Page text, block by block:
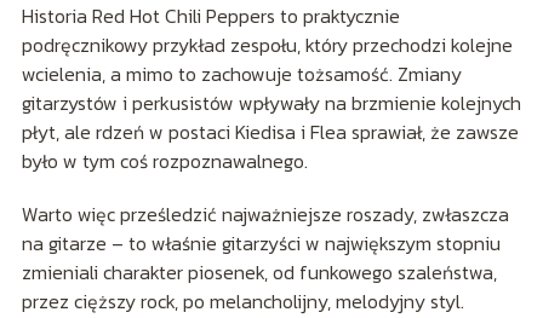
Historia Red Hot Chili Peppers to praktycznie
podręcznikowy przykład zespołu, który przechodzi kolejne
wcielenia, a mimo to zachowuje tożsamość. Zmiany
gitarzystów i perkusistów wpływały na brzmienie kolejnych
płyt, ale rdzeń w postaci Kiedisa i Flea sprawiał, że zawsze
było w tym coś rozpoznawalnego.
Warto więc prześledzić najważniejsze roszady, zwłaszcza
na gitarze – to właśnie gitarzyści w największym stopniu
zmieniali charakter piosenek, od funkowego szaleństwa,
przez cięższy rock, po melancholijny, melodyjny styl.